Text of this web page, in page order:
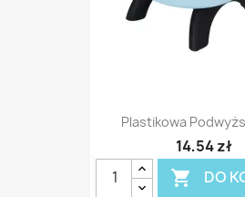
Plastikowa
14,54 zł
 DO